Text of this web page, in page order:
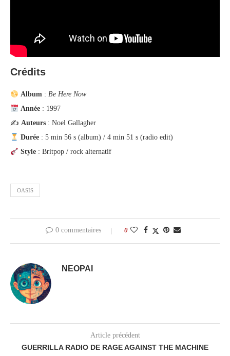
Crédits
Album: Be Here Now
Année: 1997
✍️ Auteurs : Noel Gallagher
Durée: 5 min 56 s (album) / 4 min 51 s (radio edit)
Style: Britpop / rock alternatif
OASIS
0 commentaires 0
NEOPAI
Article précédent
GUERRILLA RADIO DE RAGE AGAINST THE MACHINE